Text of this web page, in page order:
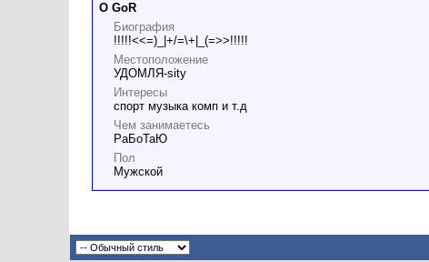
О GoR
Биография
!!!!!<<=)_|+/=\+|_(=>>!!!!!
Местоположение
УДОМЛЯ-sity
Интересы
спорт музыка комп и т.д
Чем занимаетесь
РаБоТаЮ
Пол
Мужской